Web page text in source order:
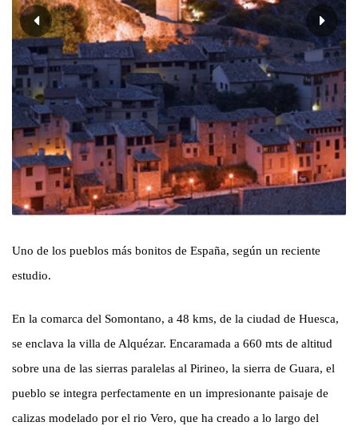
Uno de los pueblos más bonitos de España, según un reciente
estudio.
En la comarca del Somontano, a 48 kms, de la ciudad de Huesca,
se enclava la villa de Alquézar. Encaramada a 660 mts de altitud
sobre una de las sierras paralelas al Pirineo, la sierra de Guara, el
pueblo se integra perfectamente en un impresionante paisaje de
calizas modelado por el rio Vero, que ha creado a lo largo del